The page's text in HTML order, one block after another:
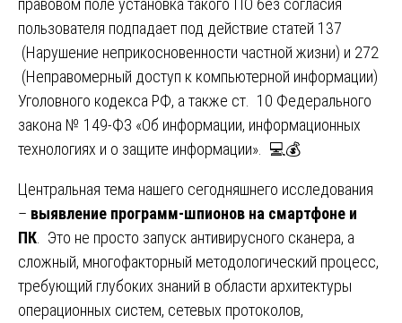
правовом поле установка такого ПО без согласия
пользователя подпадает под действие статей 137
(Нарушение неприкосновенности частной жизни) и 272
(Неправомерный доступ к компьютерной информации)
Уголовного кодекса РФ, а также ст. 10 Федерального
закона № 149-ФЗ «Об информации, информационных
технологиях и о защите информации». 💻💰
Центральная тема нашего сегодняшнего исследования
– выявление программ-шпионов на смартфоне и
ПК . Это не просто запуск антивирусного сканера, а
сложный, многофакторный методологический процесс,
требующий глубоких знаний в области архитектуры
операционных систем, сетевых протоколов,